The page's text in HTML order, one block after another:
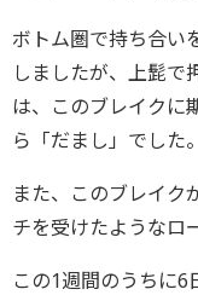
ボトム圏で持ち合い
しましたが、上髭で
は、このブレイクに
ら「だまし」でした。
また、このブレイク
チを受けたようなロ
この1週間のうちに6